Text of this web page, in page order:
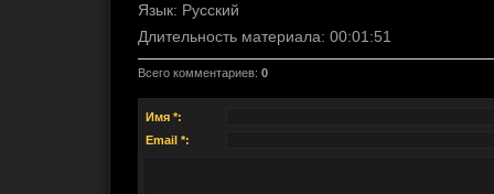
Язык: Русский
Длительность материала: 00:01:51
Всего комментариев: 0
Имя *:
Email *: